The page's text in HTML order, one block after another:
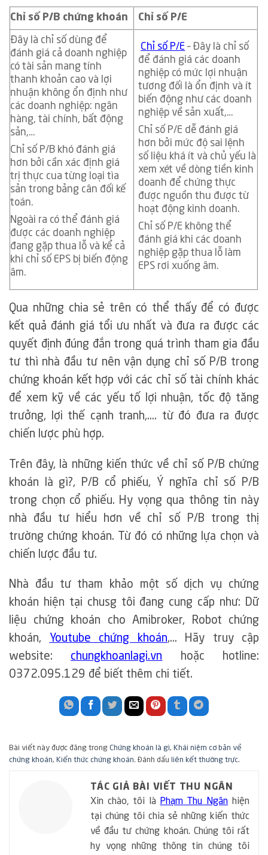
Chỉ số P/B chứng khoán Chỉ số P/E
Đây là chỉ số dùng để
đánh giá cả doanh nghiệp
có tài sản mang tính
thanh khoản cao và lợi
nhuận không ổn định như
các doanh nghiệp: ngân
hàng, tài chính, bất động
sản,…
Chỉ số P/B khó đánh giá
hơn bởi cần xác định giá
trị thực cua từng loại tìa
sản trong bảng cân đối kế
toán.
Ngoài ra có thể đánh giá
được các doanh nghiệp
đang gặp thua lỗ và kể cả
khi chỉ số EPS bị biến động
âm.
Chỉ số P/E – Đây là chỉ số
để đánh giá các doanh
nghiệp có mức lợi nhuận
tương đối là ổn định và ít
biến động như các doanh
nghiệp về sản xuất,…
Chỉ số P/E dễ đánh giá
hơn bởi mức độ sai lệnh
số liệu khá ít và chủ yếu là
xem xét về dòng tiền kinh
doanh để chứng thực
được nguồn thu được từ
hoạt động kinh doanh.
Chỉ số P/E không thể
đánh giá khi các doanh
nghiệp gặp thua lỗ làm
EPS rơi xuống âm.
Qua những chia sẻ trên có thể thấy để có được
kết quả đánh giá tổi ưu nhất và đưa ra được các
quyết định đúng đắn trong quá trình tham gia đầu
tư thì nhà đầu tư nên vận dụng chỉ số P/B trong
chứng khoán kết hợp với các chỉ số tài chính khác
để xem kỹ về các yếu tố lợi nhuận, tốc độ tăng
trưởng, lợi thế cạnh tranh,…. từ đó đưa ra được
chiến lược phù hợp.
Trên đây, là những kiến thức về chỉ số P/B chứng
khoán là gì?, P/B cổ phiếu, Ý nghĩa chỉ số P/B
trong chọn cổ phiếu. Hy vọng qua thông tin này
nhà đầu tư hiểu hơn về chỉ số P/B trong thị
trường chứng khoán. Từ đó có những lựa chọn và
chiến lược đầu tư.
Nhà đầu tư tham khảo một số dịch vụ chứng
khoán hiện tại chusg tôi đang cung cấp như: Dữ
liệu chứng khoán cho Amibroker, Robot chứng
khoán,
Youtube chứng khoán,… Hãy truy cập
website: chungkhoanlagi.vn hoặc hotline:
0372.095.129 để biết thêm chi tiết.
Bài viết này được đăng trong Chứng khoán là gì, Khái niệm cơ bản về
chứng khoán, Kiến thức chứng khoán. Đánh dấu liên kết thường trực.
TÁC GIẢ BÀI VIẾT THU NGÂN
Xin chào, tôi là
Phạm Thu Ngân hiện
tại chúng tôi chia sẻ những kiến thức
về đầu tư chứng khoán. Chúng tôi rất
hy vọng những thông tin chúng tôi